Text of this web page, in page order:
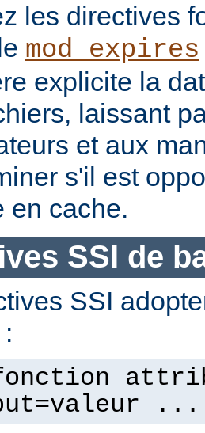
les directives
mod_expires
explicite la
laissant
et aux
s'il est
en cache.
SSI de
SSI